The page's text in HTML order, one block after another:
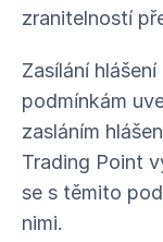
zranitelností
Zasílání
podmínkám
zasláním
Trading Point
se s těmito
nimi.